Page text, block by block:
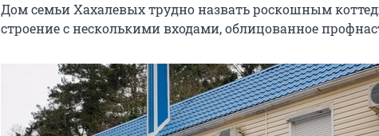
Дом семьи Хахалевых трудно назвать роскошным
строение с несколькими входами, облицованное